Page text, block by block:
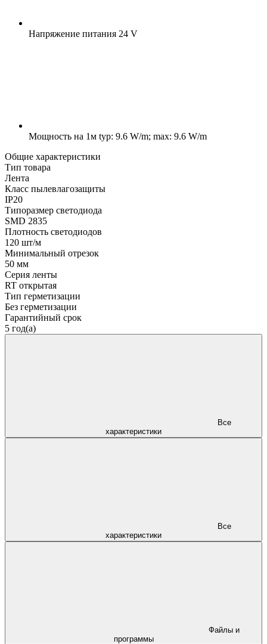
Напряжение питания 24 V
Мощность на 1м typ: 9.6 W/m; max: 9.6 W/m
Общие характеристики
Тип товара
Лента
Класс пылевлагозащиты
IP20
Типоразмер светодиода
SMD 2835
Плотность светодиодов
120 шт/м
Минимальный отрезок
50 мм
Серия ленты
RT открытая
Тип герметизации
Без герметизации
Гарантийный срок
5 год(а)
характеристики
характеристики
программы